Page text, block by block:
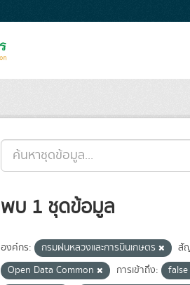
พบ 1 ชุดข้อมูล
องค์กร: กรมฝนหลวงและการบินเกษตร
สั
Open Data Common
การเข้าถึง: false